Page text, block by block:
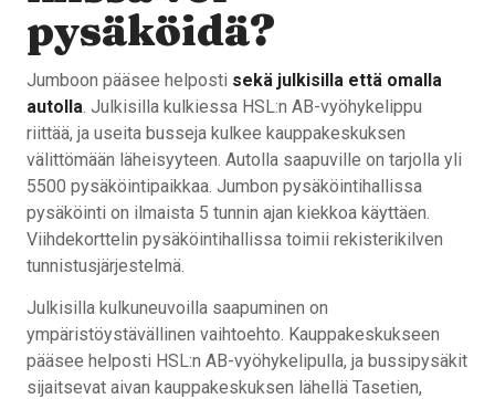
pysäköidä?
Jumboon pääsee helposti sekä julkisilla että omalla
autolla . Julkisilla kulkiessa HSL:n AB-vyöhykelippu
riittää, ja useita busseja kulkee kauppakeskuksen
välittömään läheisyyteen. Autolla saapuville on tarjolla yli
5500 pysäköintipaikkaa. Jumbon pysäköintihallissa
pysäköinti on ilmaista 5 tunnin ajan kiekkoa käyttäen.
Viihdekorttelin pysäköintihallissa toimii rekisterikilven
tunnistusjärjestelmä.
Julkisilla kulkuneuvoilla saapuminen on
ympäristöystävällinen vaihtoehto. Kauppakeskukseen
pääsee helposti HSL:n AB-vyöhykelipulla, ja bussipysäkit
sijaitsevat aivan kauppakeskuksen lähellä Tasetien,